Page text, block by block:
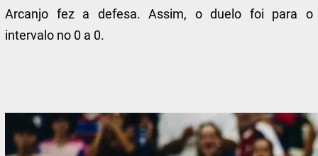
Arcanjo fez a defesa. Assim, o duelo foi para o
intervalo no 0 a 0.